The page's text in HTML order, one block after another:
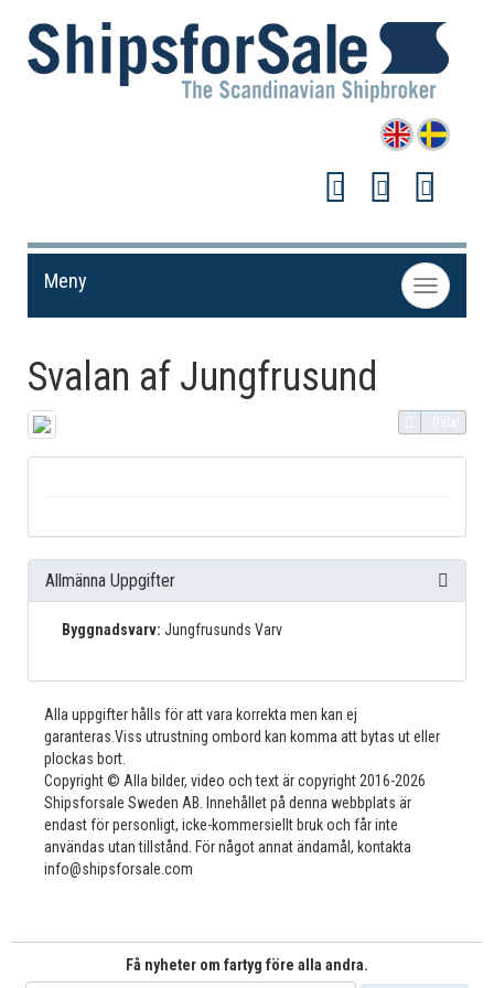
Toggle
navigation
Meny
Svalan af Jungfrusund
Dela!
Allmänna Uppgifter
Byggnadsvarv: Jungfrusunds Varv
Alla uppgifter hålls för att vara korrekta men kan ej
garanteras.Viss utrustning ombord kan komma att bytas ut eller
plockas bort.
Copyright © Alla bilder, video och text är copyright 2016-2026
Shipsforsale Sweden AB. Innehållet på denna webbplats är
endast för personligt, icke-kommersiellt bruk och får inte
användas utan tillstånd. För något annat ändamål, kontakta
info@shipsforsale.com
Få nyheter om fartyg före alla andra.